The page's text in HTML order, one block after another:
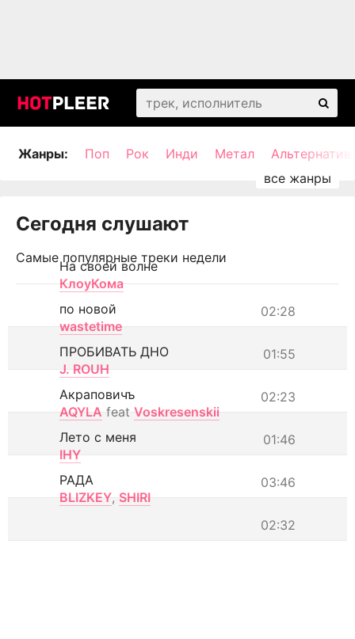
Жанры: Поп Рок Инди Метал
Сегодня слушают
Самые популярные треки недели
На своей волне
КлоуКома
02:28
по новой
wastetime
01:55
ПРОБИВАТЬ ДНО
J. ROUH
02:23
Акраповичъ
AQYLA feat Voskresenskii
01:46
Лето с меня
IHY
03:46
РАДА
BLIZKEY, SHIRI
02:32